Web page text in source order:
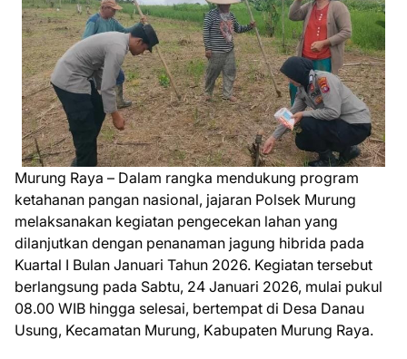
Murung Raya – Dalam rangka mendukung program
ketahanan pangan nasional, jajaran Polsek Murung
melaksanakan kegiatan pengecekan lahan yang
dilanjutkan dengan penanaman jagung hibrida pada
Kuartal I Bulan Januari Tahun 2026. Kegiatan tersebut
berlangsung pada Sabtu, 24 Januari 2026, mulai pukul
08.00 WIB hingga selesai, bertempat di Desa Danau
Usung, Kecamatan Murung, Kabupaten Murung Raya.